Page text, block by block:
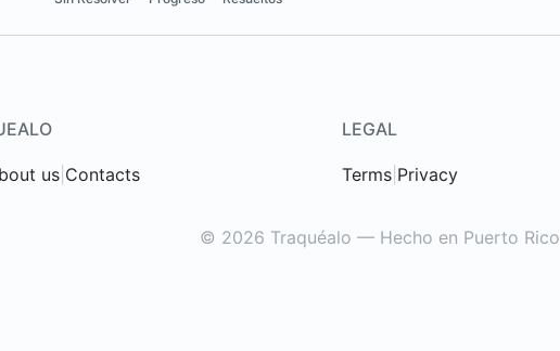
us Contacts
LEGAL
Terms Privacy
© 2026 Traquéalo — Hecho en Puerto Rico